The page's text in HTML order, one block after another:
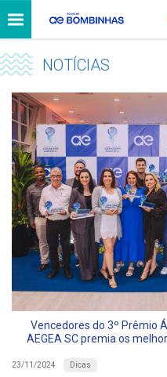
NOTÍCIAS
Vencedores do 3º Prêmio
AEGEA SC premia os
23/11/2024 Dicas